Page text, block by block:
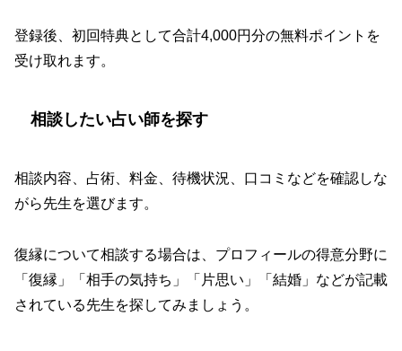
登録後、初回特典として合計4,000円分の無料ポイントを
受け取れます。
相談したい占い師を探す
相談内容、占術、料金、待機状況、口コミなどを確認しな
がら先生を選びます。
復縁について相談する場合は、プロフィールの得意分野に
「復縁」「相手の気持ち」「片思い」「結婚」などが記載
されている先生を探してみましょう。